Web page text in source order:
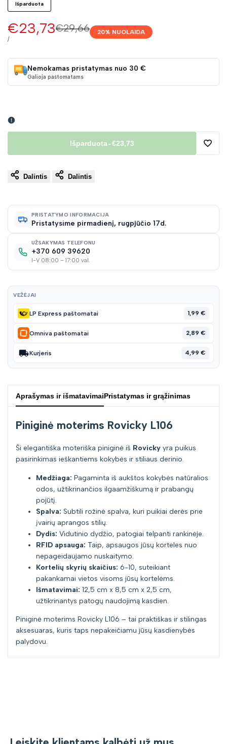
Išparduota
Įprasta
€29,66
Pardavimo
kaina
€23,73
VIENETO
/
20% NUOLAIDA
Nemokamas pristatymas nuo 30 €
Galioja paštomatams
Išparduota-€23,73
Dalintis Dalintis
PRISTATYMO INFORMACIJA
Pristatysime pirmadienį, rugpjūčio 17d.
UŽSAKYMAS TELEFONU
+370 609 39620
I-V 08:00 – 17:00 val.
VEŽĖJAI
LP Express paštomatai 1,99 €
Omniva paštomatai 2,89 €
Kurjeris 4,99 €
Aprašymas ir išmatavimaiPristatymas ir grąžinimas
Piniginė moterims Rovicky L106
Ši elegantiška moteriška piniginė iš Rovicky yra puikus
pasirinkimas ieškantiems kokybės ir stiliaus derinio.
Medžiaga: Pagaminta iš aukštos kokybės natūralios
odos, užtikrinančios ilgaamžiškumą ir prabangų
pojūtį.
Spalva: Subtili rožinė spalva, kuri puikiai derės prie
įvairių aprangos stilių.
Dydis: Vidutinio dydžio, patogiai telpanti rankinėje.
RFID apsauga: Taip, apsaugos jūsų korteles nuo
nepageidaujamo nuskaitymo.
Kortelių skyrių skaičius: 6-10, suteikiant
pakankamai vietos visoms jūsų kortelėms.
Išmatavimai: 12,5 cm x 8,5 cm x 2,5 cm,
užtikrinantys patogų naudojimą kasdien.
Piniginė moterims Rovicky L106 – tai praktiškas ir stilingas
aksesuaras, kuris taps nepakeičiamu jūsų kasdienybės
palydovu.